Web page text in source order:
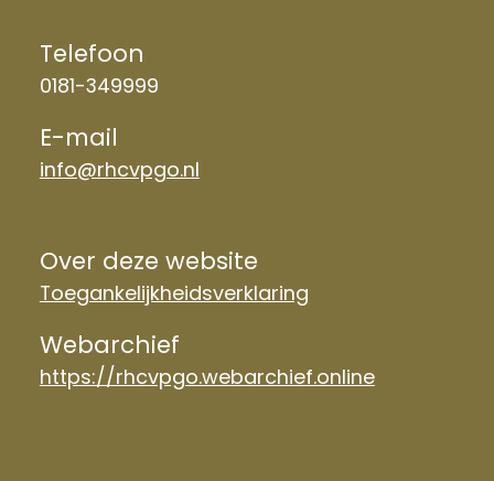
Telefoon
0181-349999
E-mail
info@rhcvpgo.nl
Over deze website
Toegankelijkheidsverklaring
Webarchief
https://rhcvpgo.webarchief.online